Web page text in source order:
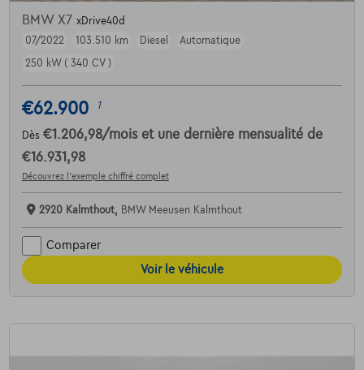
BMW X7 xDrive40d
07/2022
103.510 km Diesel
Automatique
250 kW ( 340 CV )
€62.900 1
Dès €1.206,98/mois et une dernière mensualité de
€16.931,98
Découvrez l’exemple chiffré complet
2920 Kalmthout, BMW Meeusen Kalmthout
Comparer
Voir le véhicule